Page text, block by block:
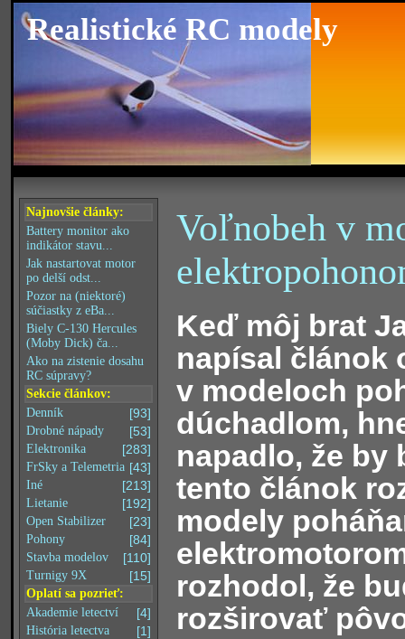
Realistické RC modely
Najnovšie články:
Battery monitor ako
indikátor stavu...
Jak nastartovat motor
po delší odst...
Pozor na (niektoré)
súčiastky z eBa...
Biely C-130 Hercules
(Moby Dick) ča...
Ako na zistenie dosahu
RC súpravy?
Sekcie článkov:
[93]
Denník
[53]
Drobné nápady
[283]
Elektronika
[43]
FrSky a Telemetria
[213]
Iné
[192]
Lietanie
[23]
Open Stabilizer
[84]
Pohony
[110]
Stavba modelov
[15]
Turnigy 9X
Oplatí sa pozrieť:
[4]
Akademie letectví
[1]
História letectva
Voľnobeh v
Keď môj brat
napísal článok
v modeloch
dúchadlom,
napadlo, že by
tento článok
modely
rozhodol, že
rozširovať